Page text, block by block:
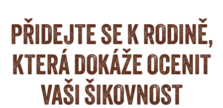
PŘIDEJTE SE K RODINĚ,
KTERÁ DOKÁŽE OCENIT
VAŠI ŠIKOVNOST